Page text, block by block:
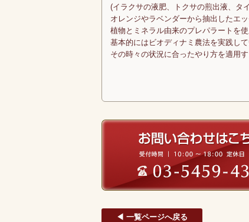
(イラクサの液肥、トクサの煎出液、タ
オレンジやラベンダーから抽出したエ
植物とミネラル由来のプレパラートを
基本的にはビオディナミ農法を実践し
その時々の状況に合ったやり方を適用
◀ 一覧ページへ戻る